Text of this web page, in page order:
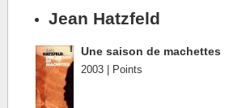
Jean Hatzfeld
Une saison de machettes
2003 | Points